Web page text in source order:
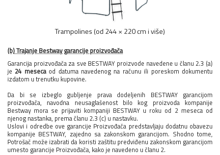
Trampolines (od 244 × 220 cm i više)
(b) Trajanje Bestway garancije proizvođača
Garancija proizvođača za sve BESTWAY proizvode navedene u članu 2.3 (a)
je 24 mesecaod datuma navedenog na računu ili poreskom dokumentu
izdatom u trenutku kupovine.
Da bi se izbeglo gubljenje prava dodeljenih BESTWAY garancijom
proizvođača, navodna neusaglašenost bilo kog proizvoda kompanije
Bestway mora se prijaviti kompaniji BESTWAY u roku od 2 meseca od
njenog nastanka, prema članu 2.3 (c) u nastavku.
Uslovi i odredbe ove garancije Proizvođača predstavljaju dodatnu obavezu
kompanije BESTWAY, zajedno sa zakonskom garancijom. Shodno tome,
Potrošač može izabrati da koristi zaštitu predviđenu zakonskom garancijom
umesto garancije Proizvođača, kako je navedeno u članu 2.